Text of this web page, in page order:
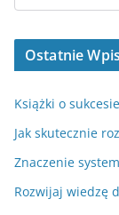
Ostatnie
Książki o
Jak skutecznie
Znaczenie
Rozwijaj wiedzę